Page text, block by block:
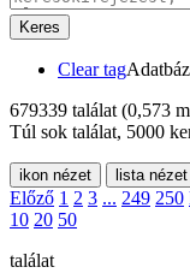
Keres
Clear tag
679339 találat (0,573
Túl sok találat, 5000
ikon nézet lista nézet
Előző 1 2 3 ... 249 250
10 20 50
találat